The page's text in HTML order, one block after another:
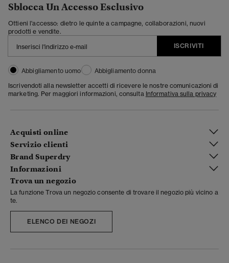
Sblocca Un Accesso Esclusivo
Ottieni l'accesso: dietro le quinte a campagne, collaborazioni, nuovi
prodotti e vendite.
ISCRIVITI
Abbigliamento uomo
Abbigliamento donna
Iscrivendoti alla newsletter accetti di ricevere le nostre comunicazioni di
marketing. Per maggiori informazioni, consulta Informativa sulla privacy
Acquisti online
Servizio clienti
Brand Superdry
Informazioni
Trova un negozio
La funzione Trova un negozio consente di trovare il negozio più vicino a
te.
ELENCO DEI NEGOZI